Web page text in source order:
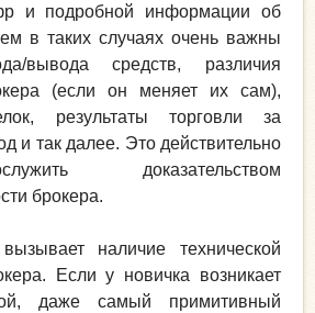
и подробной информации об
в таких случаях очень важны
вывода средств, различия
(если он меняет их сам),
результаты торговли за
и так далее. Это действительно
доказательством
брокера.
наличие технической
Если у новичка возникает
даже самый примитивный